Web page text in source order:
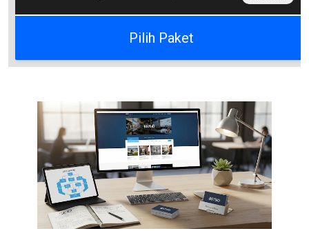
Pilih Paket